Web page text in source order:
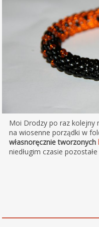
Moi Drodzy po raz kolejny
na wiosenne porządki w
własnoręcznie tworzonych
niedługim czasie pozostałe